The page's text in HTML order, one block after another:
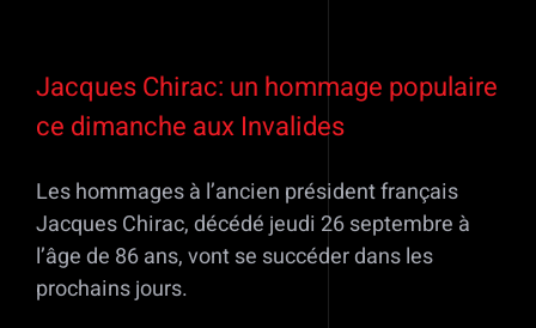
l'image
agrandie
Jacques Chirac: un hommage populaire
ce dimanche aux Invalides
Les hommages à l’ancien président français
Jacques Chirac, décédé jeudi 26 septembre à
l’âge de 86 ans, vont se succéder dans les
prochains jours.